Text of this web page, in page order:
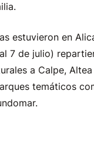
estuvieron en
7 de julio)
a Calpe,
temáticos